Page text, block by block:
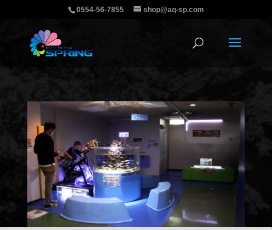
0554-56-7855 shop@aq-sp.com